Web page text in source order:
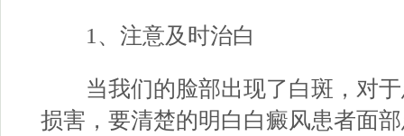
1、注意及时治白
当我们的脸部出现了白斑，对于
损害，要清楚的明白白癜风患者面